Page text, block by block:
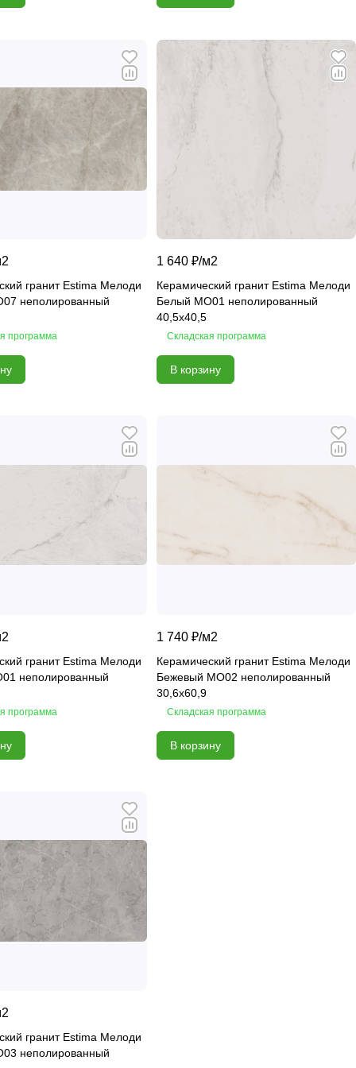
гранит Estima Мелоди
неполированный
программа
1 640 ₽/м2
Керамический гранит Estima Мелоди
Белый MO01 неполированный
40,5х40,5
Складская программа
В корзину
гранит Estima Мелоди
неполированный
программа
1 740 ₽/м2
Керамический гранит Estima Мелоди
Бежевый MO02 неполированный
30,6x60,9
Складская программа
В корзину
гранит Estima Мелоди
неполированный